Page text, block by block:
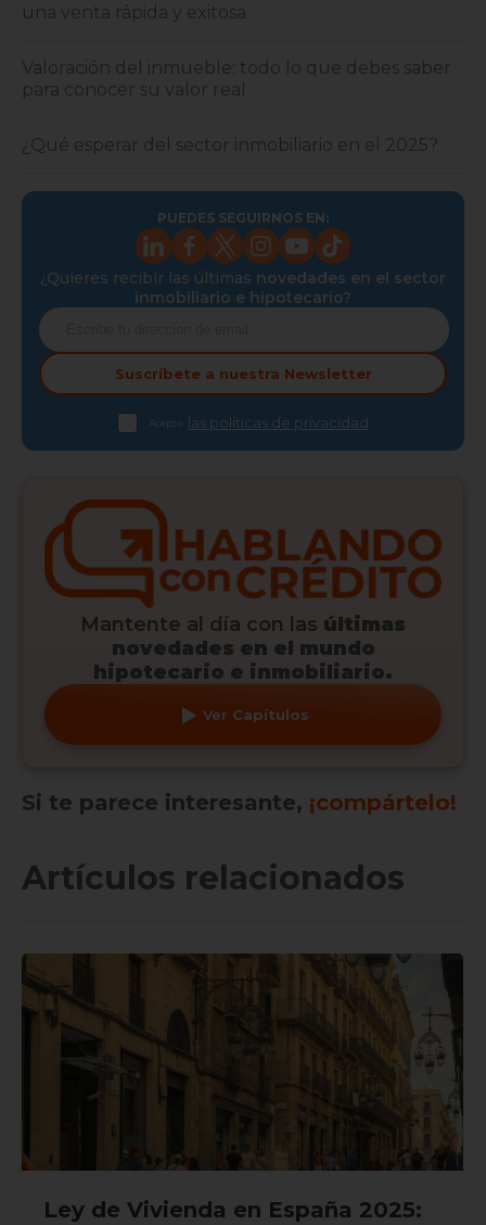
una venta rápida y exitosa
Valoración del inmueble: todo lo que debes saber
para conocer su valor real
¿Qué esperar del sector inmobiliario en el 2025?
PUEDES SEGUIRNOS EN:
¿Quieres recibir las últimas novedades en el sector
inmobiliario e hipotecario?
Suscríbete a nuestra Newsletter
Acepto las políticas de privacidad
Mantente al día con las últimas
novedades en el mundo
hipotecario e inmobiliario.
Ver Capítulos
Si te parece interesante, ¡compártelo!
Artículos relacionados
Ley de Vivienda en España 2025: